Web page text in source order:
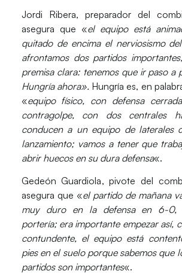
Jordi Ribera, preparador del
asegura que «el equipo está
quitado de encima el nerviosismo
afrontamos dos partidos
premisa clara: tenemos que ir paso a
Hungría ahora». Hungría es, en
«equipo físico, con defensa
contragolpe, con dos centrales
conducen a un equipo de laterales
lanzamiento; vamos a tener que
abrir huecos en su dura defensa«.
Gedeón Guardiola, pivote del
asegura que «el partido de mañana
muy duro en la defensa en 6-0,
portería; era importante empezar así,
contundente, el equipo está
pies en el suelo porque sabemos que
partidos son importantes«.